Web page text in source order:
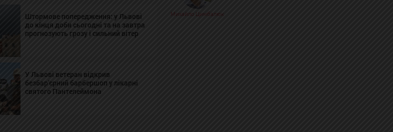
Штормове попередження: у Львові
до кінця доби сьогодні та на завтра
прогнозують грозу і сильний вітер
У Львові ветеран відкрив
безбар’єрний барбершоп у лікарні
святого Пантелеймона
Михайло Цимбалюк